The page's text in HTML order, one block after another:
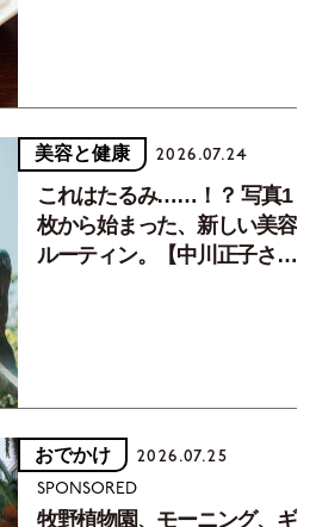
美容と健康 2026.07.24
これはたるみ……！？ 写真1
枚から始まった、新しい美容
ルーティン。【中川正子さん
おでかけ 2026.07.25
SPONSORED
牧野植物園、モーニング、ギ